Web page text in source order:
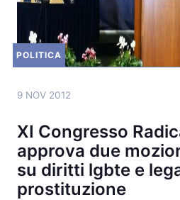
POLITICA
9 NOV 2012
XI Congresso
approva due
su diritti lgbte e
prostituzione